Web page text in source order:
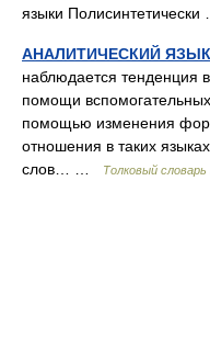
языки
АНАЛИТИЧЕСКИЙ ЯЗЫК
наблюдается тенденция
помощи
помощью изменения
отношения в таких
слов… …
Толковый словарь